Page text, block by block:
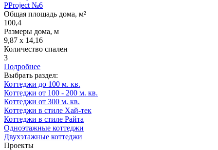
PProject №6
Общая площадь дома, м²
100,4
Размеры дома, м
9,87 х 14,16
Количество спален
3
Подробнее
Выбрать раздел:
Коттеджи до 100 м. кв.
Коттеджи от 100 - 200 м. кв.
Коттеджи от 300 м. кв.
Коттеджи в стиле Хай-тек
Коттеджи в стиле Райта
Одноэтажные коттеджи
Двухэтажные коттеджи
Проекты